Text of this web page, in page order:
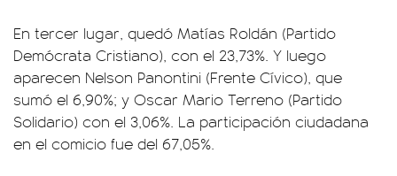
En tercer lugar, quedó Matías Roldán (Partido
Demócrata Cristiano), con el 23,73%. Y luego
aparecen Nelson Panontini (Frente Cívico), que
sumó el 6,90%; y Oscar Mario Terreno (Partido
Solidario) con el 3,06%. La participación ciudadana
en el comicio fue del 67,05%.